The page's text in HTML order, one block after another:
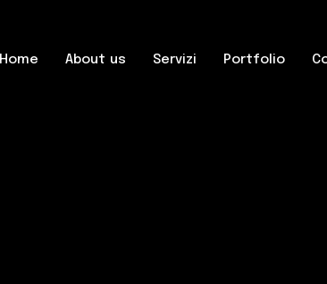
Home About us Servizi Portfolio